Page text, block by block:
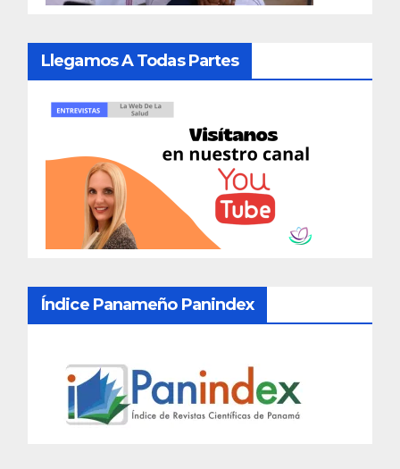
Llegamos A Todas Partes
Índice Panameño Panindex